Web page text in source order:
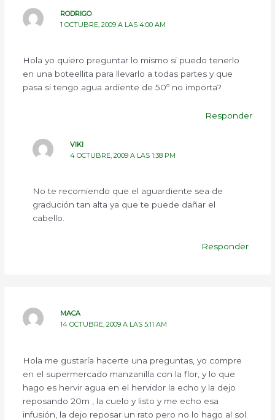
RODRIGO
1 OCTUBRE, 2009 A LAS 4:00 AM
Hola yo quiero preguntar lo mismo si puedo tenerlo
en una boteellita para llevarlo a todas partes y que
pasa si tengo agua ardiente de 50º no importa?
Responder
VIKI
4 OCTUBRE, 2009 A LAS 1:38 PM
No te recomiendo que el aguardiente sea de
gradución tan alta ya que te puede dañar el
cabello.
Responder
MACA
14 OCTUBRE, 2009 A LAS 5:11 AM
Hola me gustaría hacerte una preguntas, yo compre
en el supermercado manzanilla con la flor, y lo que
hago es hervir agua en el hervidor la echo y la dejo
reposando 20m , la cuelo y listo y me echo esa
infusión, la dejo reposar un rato pero no lo hago al sol